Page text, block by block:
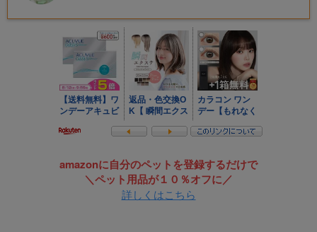
amazonに自分のペットを登録するだけで
＼ペット用品が１０％オフに／
詳しくはこちら